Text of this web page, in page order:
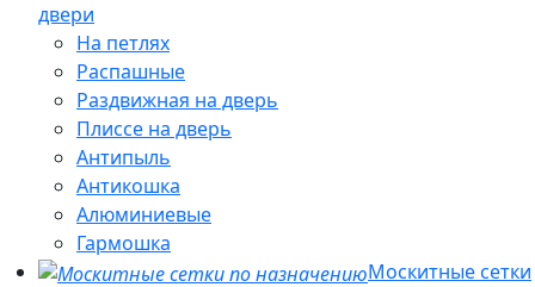
двери
На петлях
Распашные
Раздвижная на дверь
Плиссе на дверь
Антипыль
Антикошка
Алюминиевые
Гармошка
Москитные сетки